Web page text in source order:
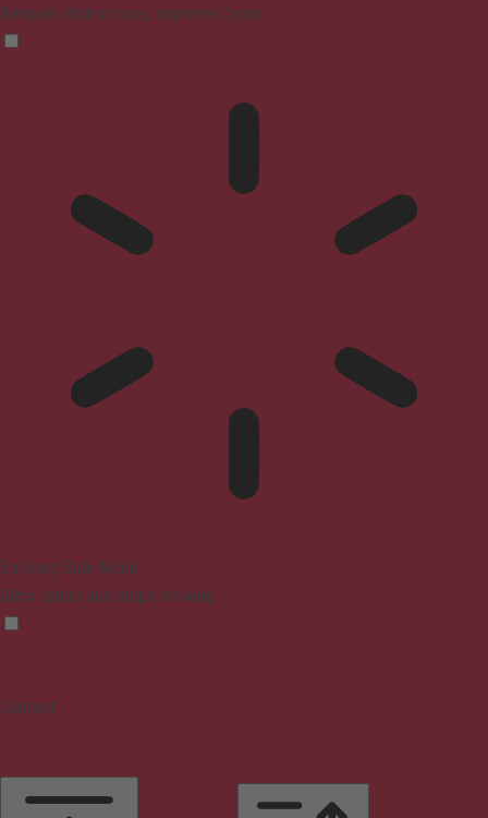
Reduces distractions, improves focus
Epilepsy Safe Mode
Dims colors and stops blinking
Content